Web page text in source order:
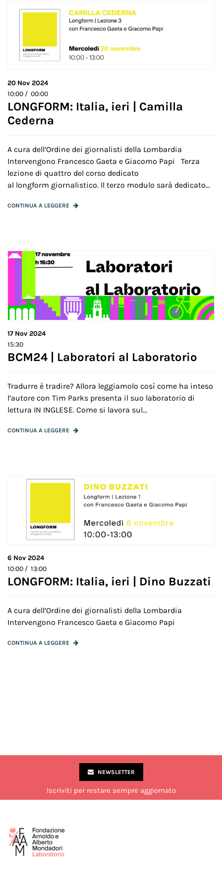
20 Nov 2024
10:00 / 00:00
LONGFORM: Italia, ieri | Camilla
Cederna
A cura dell’Ordine dei giornalisti della Lombardia
Intervengono Francesco Gaeta e Giacomo Papi Terza
lezione di quattro del corso dedicato
al longform giornalistico. Il terzo modulo sarà dedicato...
CONTINUA A LEGGERE
17 Nov 2024
15:30
BCM24 | Laboratori al Laboratorio
Tradurre è tradire? Allora leggiamolo così come ha inteso
l’autore con Tim Parks presenta il suo laboratorio di
lettura IN INGLESE. Come si lavora sul...
CONTINUA A LEGGERE
6 Nov 2024
10:00 / 13:00
LONGFORM: Italia, ieri | Dino Buzzati
A cura dell’Ordine dei giornalisti della Lombardia
Intervengono Francesco Gaeta e Giacomo Papi
CONTINUA A LEGGERE
NEWSLETTER
Iscriviti per restare sempre aggiornato